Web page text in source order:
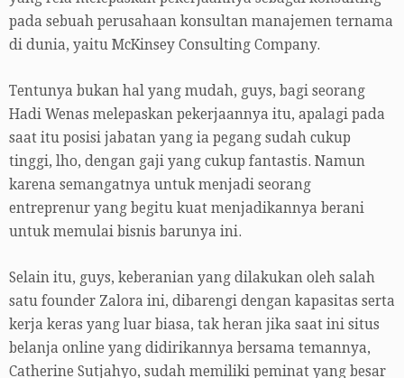
pada sebuah perusahaan konsultan manajemen ternama
di dunia, yaitu McKinsey Consulting Company.
Tentunya bukan hal yang mudah, guys, bagi seorang
Hadi Wenas melepaskan pekerjaannya itu, apalagi pada
saat itu posisi jabatan yang ia pegang sudah cukup
tinggi, lho, dengan gaji yang cukup fantastis. Namun
karena semangatnya untuk menjadi seorang
entreprenur yang begitu kuat menjadikannya berani
untuk memulai bisnis barunya ini.
Selain itu, guys, keberanian yang dilakukan oleh salah
satu founder Zalora ini, dibarengi dengan kapasitas serta
kerja keras yang luar biasa, tak heran jika saat ini situs
belanja online yang didirikannya bersama temannya,
Catherine Sutjahyo, sudah memiliki peminat yang besar